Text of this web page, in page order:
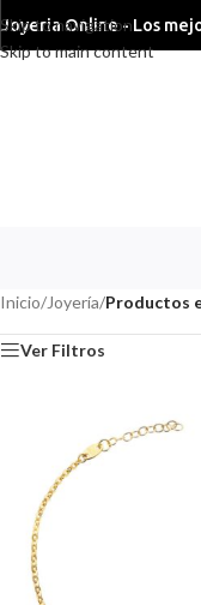
Skip to navigation
Skip to main content
Joyeria Online - Los
Inicio/Joyería/Productos
Ver Filtros